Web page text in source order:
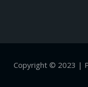
Copyright © 2023 |